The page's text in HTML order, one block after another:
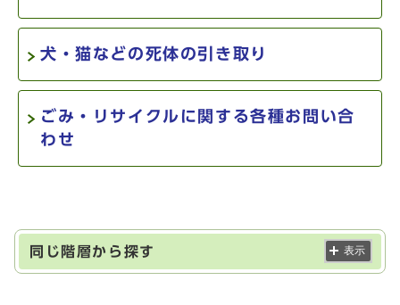
犬・猫などの死体の引き取り
ごみ・リサイクルに関する各種お問い合
わせ
同じ階層から探す 表示